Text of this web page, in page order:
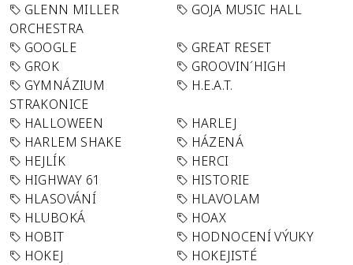
GLENN MILLER
ORCHESTRA
GOJA MUSIC HALL
GOOGLE
GREAT RESET
GROK
GROOVIN´HIGH
GYMNÁZIUM
STRAKONICE
H.E.A.T.
HALLOWEEN
HARLEJ
HARLEM SHAKE
HÁZENÁ
HEJLÍK
HERCI
HIGHWAY 61
HISTORIE
HLASOVÁNÍ
HLAVOLAM
HLUBOKÁ
HOAX
HOBIT
HODNOCENÍ VÝUKY
HOKEJ
HOKEJISTÉ